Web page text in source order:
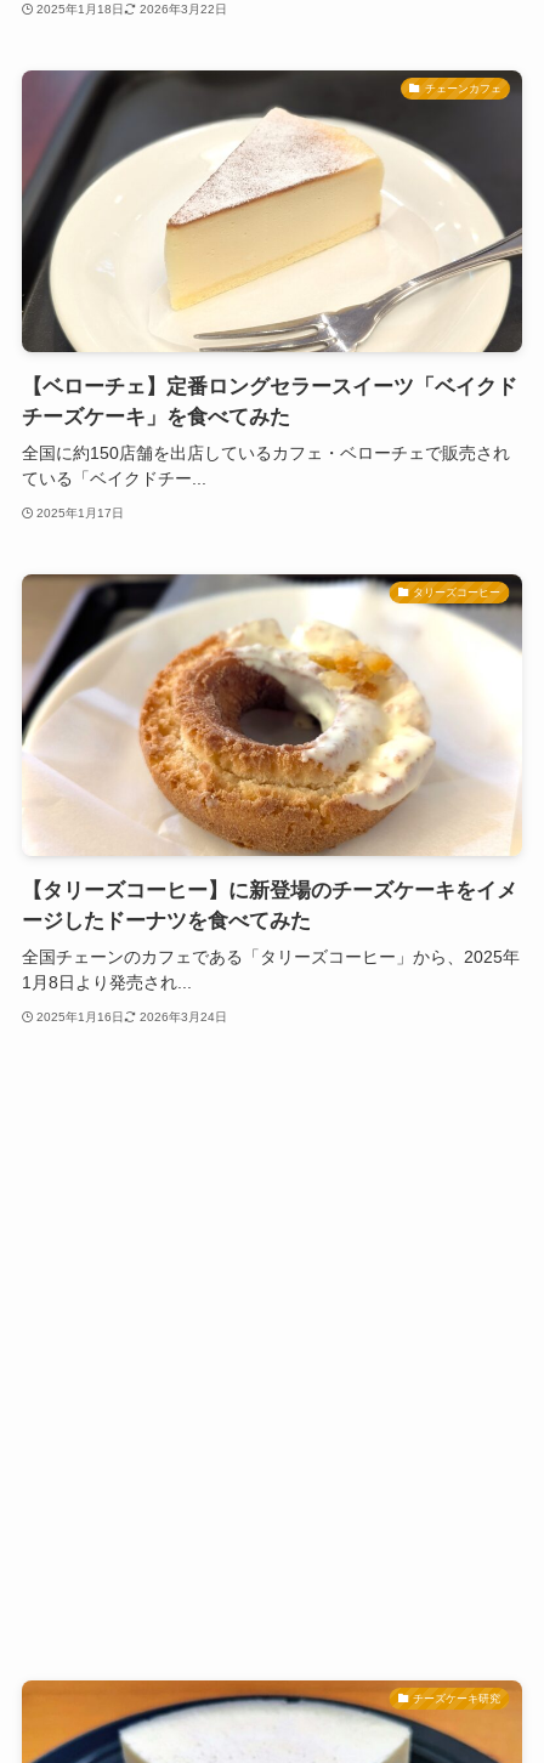
2025年1月18日 2026年3月22日
チェーンカフェ
【ベローチェ】定番ロングセラースイーツ「ベイクド
チーズケーキ」を食べてみた
全国に約150店舗を出店しているカフェ・ベローチェで販売され
ている「ベイクドチー...
2025年1月17日
タリーズコーヒー
【タリーズコーヒー】に新登場のチーズケーキをイメ
ージしたドーナツを食べてみた
全国チェーンのカフェである「タリーズコーヒー」から、2025年
1月8日より発売され...
2025年1月16日 2026年3月24日
チーズケーキ研究